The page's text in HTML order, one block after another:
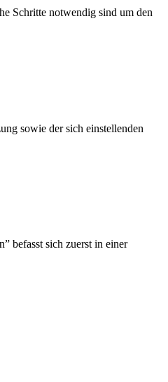
Schritte notwendig sind um den
sowie der sich einstellenden
befasst sich zuerst in einer